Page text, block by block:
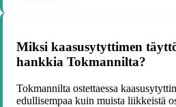
Miksi kaasusytyttimen
hankkia Tokmannilta?
Tokmannilta ostettaessa
edullisempaa kuin muista liikkeistä